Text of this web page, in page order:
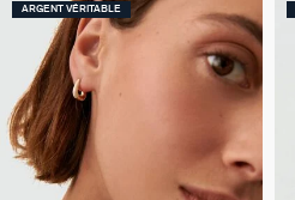
ARGENT VÉRITABLE